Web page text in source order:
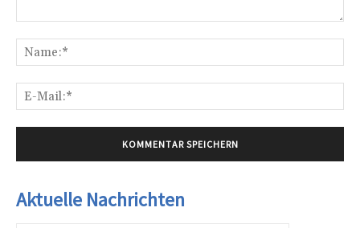
Aktuelle Nachrichten